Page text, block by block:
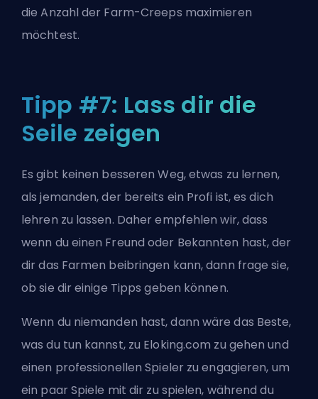
die Anzahl der Farm-Creeps maximieren
möchtest.
Tipp #7: Lass dir die
Seile zeigen
Es gibt keinen besseren Weg, etwas zu lernen,
als jemanden, der bereits ein Profi ist, es dich
lehren zu lassen. Daher empfehlen wir, dass
wenn du einen Freund oder Bekannten hast, der
dir das Farmen beibringen kann, dann frage sie,
ob sie dir einige Tipps geben können.
Wenn du niemanden hast, dann wäre das Beste,
was du tun kannst, zu Eloking.com zu gehen und
einen professionellen Spieler zu engagieren, um
ein paar Spiele mit dir zu spielen, während du